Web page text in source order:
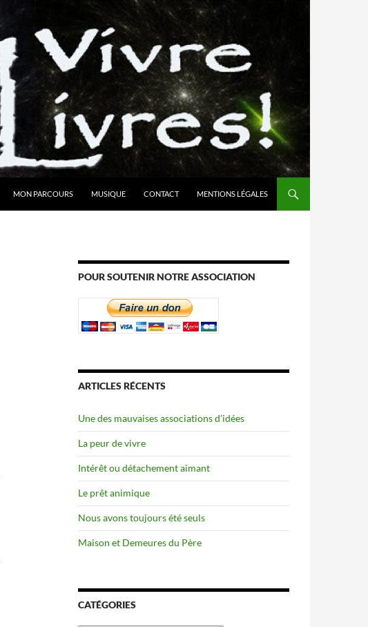
MON PARCOURS MUSIQUE CONTACT MENTIONS LÉGALES
POUR SOUTENIR NOTRE ASSOCIATION
ARTICLES RÉCENTS
Une des mauvaises associations d’idées
La peur de vivre
Intérêt ou détachement aimant
Le prêt animique
Nous avons toujours été seuls
Maison et Demeures du Père
CATÉGORIES